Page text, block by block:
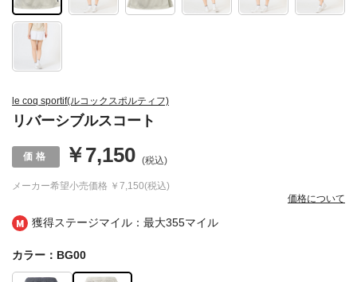
獲得ステージマイル：最大355マイル
le coq sportif(ルコックスポルティフ)
リバーシブルスコート
メーカー希望小売価格 ￥7,150(税込)
￥7,150 (税込)
価格について
カラー：BG00